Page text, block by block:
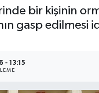
bir kişinin
gasp edilmesi
- 13:15